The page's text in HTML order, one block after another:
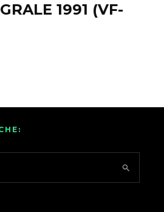
1991 (VF-